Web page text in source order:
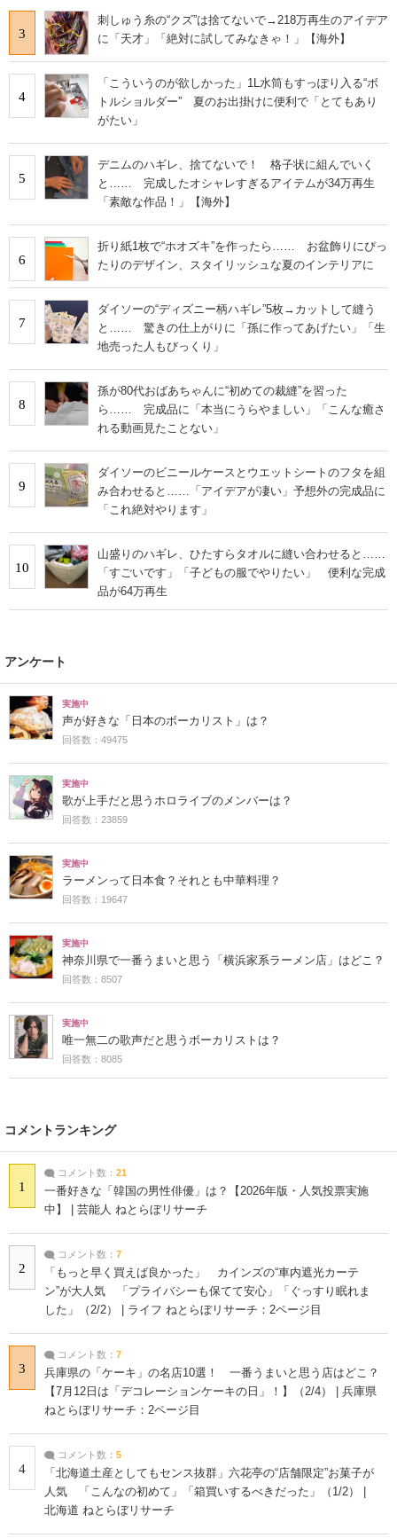
3
刺しゅう糸の“クズ”は捨てないで→218万再生のアイデア
に「天才」「絶対に試してみなきゃ！」【海外】
4
「こういうのが欲しかった」1L水筒もすっぽり入る“ボ
トルショルダー” 夏のお出掛けに便利で「とてもあり
がたい」
5
デニムのハギレ、捨てないで！ 格子状に組んでいく
と…… 完成したオシャレすぎるアイテムが34万再生
「素敵な作品！」【海外】
6
折り紙1枚で“ホオズキ”を作ったら…… お盆飾りにぴっ
たりのデザイン、スタイリッシュな夏のインテリアに
7
ダイソーの“ディズニー柄ハギレ”5枚→カットして縫う
と…… 驚きの仕上がりに「孫に作ってあげたい」「生
地売った人もびっくり」
8
孫が80代おばあちゃんに“初めての裁縫”を習った
ら…… 完成品に「本当にうらやましい」「こんな癒さ
れる動画見たことない」
9
ダイソーのビニールケースとウエットシートのフタを組
み合わせると……「アイデアが凄い」予想外の完成品に
「これ絶対やります」
10
山盛りのハギレ、ひたすらタオルに縫い合わせると……
「すごいです」「子どもの服でやりたい」 便利な完成
品が64万再生
アンケート
実施中
声が好きな「日本のボーカリスト」は？
回答数：49475
実施中
歌が上手だと思うホロライブのメンバーは？
回答数：23859
実施中
ラーメンって日本食？それとも中華料理？
回答数：19647
実施中
神奈川県で一番うまいと思う「横浜家系ラーメン店」はどこ？
回答数：8507
実施中
唯一無二の歌声だと思うボーカリストは？
回答数：8085
コメントランキング
1
コメント数： 21
一番好きな「韓国の男性俳優」は？【2026年版・人気投票実施
中】 | 芸能人 ねとらぼリサーチ
2
コメント数： 7
「もっと早く買えば良かった」 カインズの“車内遮光カーテ
ン”が大人気 「プライバシーも保てて安心」「ぐっすり眠れま
した」（2/2） | ライフ ねとらぼリサーチ：2ページ目
3
コメント数： 7
兵庫県の「ケーキ」の名店10選！ 一番うまいと思う店はどこ？
【7月12日は「デコレーションケーキの日」！】（2/4） | 兵庫県
ねとらぼリサーチ：2ページ目
4
コメント数： 5
「北海道土産としてもセンス抜群」六花亭の“店舗限定”お菓子が
人気 「こんなの初めて」「箱買いするべきだった」（1/2） |
北海道 ねとらぼリサーチ